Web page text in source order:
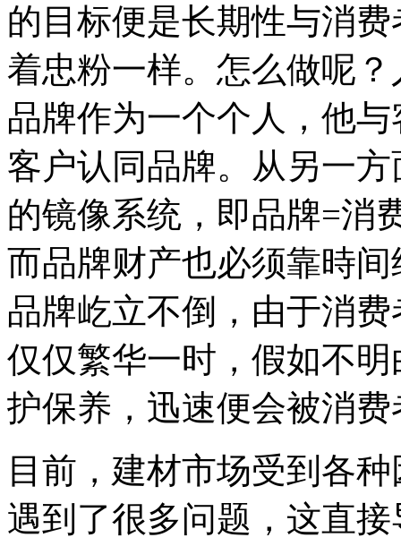
的目标便是长期性与消
着忠粉一样。怎么做呢
品牌作为一个个人，他
客户认同品牌。从另一
的镜像系统，即品牌=消
而品牌财产也必须靠時
品牌屹立不倒，由于消
仅仅繁华一时，假如不
护保养，迅速便会被消
目前，建材市场受到各
遇到了很多问题，这直